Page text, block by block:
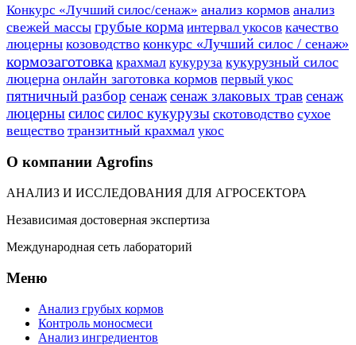
Конкурс «Лучший силос/сенаж» анализ кормов анализ
свежей массы грубые корма интервал укосов качество
люцерны козоводство конкурс «Лучший силос / сенаж»
кормозаготовка крахмал кукуруза кукурузный силос
люцерна онлайн заготовка кормов первый укос
пятничный разбор сенажсенаж злаковых травсенаж
люцернысилоссилос кукурузы скотоводство сухое
вещество транзитный крахмал укос
О компании Agrofins
АНАЛИЗ И ИССЛЕДОВАНИЯ ДЛЯ АГРОСЕКТОРА
Независимая достоверная экспертиза
Международная сеть лабораторий
Меню
Анализ грубых кормов
Контроль моносмеси
Анализ ингредиентов